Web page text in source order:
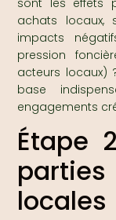
achats locaux,
impacts
pression
acteurs locaux)
base
engagements
Étape
locales